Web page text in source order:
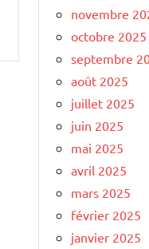
novembre
octobre 2025
septembre
août 2025
juillet 2025
juin 2025
mai 2025
avril 2025
mars 2025
février 2025
janvier 2025